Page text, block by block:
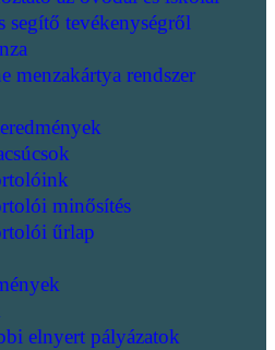
segítő tevékenységről
menzakártya rendszer
minősítés
űrlap
elnyert pályázatok